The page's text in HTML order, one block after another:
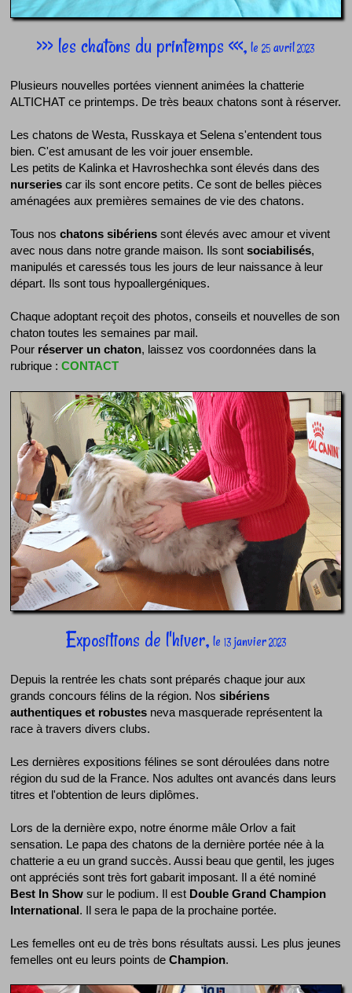
>>> les chatons du printemps <<<, le25 avril2023
Plusieurs nouvelles portées viennent animées la chatterie
ALTICHAT ce printemps. De très beaux chatons sont à réserver.
Les chatons de Westa, Russkaya et Selena s'entendent tous
bien. C'est amusant de les voir jouer ensemble.
Les petits de Kalinka et Havroshechka sont élevés dans des
nurseries car ils sont encore petits. Ce sont de belles pièces
aménagées aux premières semaines de vie des chatons.
Tous noschatons sibériens sont élevés avec amour et vivent
avec nous dans notre grande maison. Ils sontsociabilisés,
manipulés et caressés tous les jours de leur naissance à leur
départ. Ils sont tous hypoallergéniques.
Chaque adoptant reçoit des photos, conseils et nouvelles de son
chaton toutes les semaines par mail.
Pour réserver un chaton, laissez vos coordonnées dans la
rubrique :CONTACT
Expositions de l'hiver, le 13janvier2023
Depuis la rentrée les chats sont préparés chaque jour aux
grands concours félins de la région. Nossibériens
authentiques et robustes neva masquerade représentent la
race à travers divers clubs.
Les dernières expositions félines se sont déroulées dans notre
région du sud de la France. Nos adultes ont avancés dans leurs
titres et l'obtention de leurs diplômes.
Lors de la dernière expo, notre énorme mâle Orlov a fait
sensation. Le papa des chatons de la dernière portée née à la
chatterie a eu un grand succès. Aussi beau que gentil, les juges
ont appréciés sont très fort gabarit imposant. Il a été nominé
Best In Show sur le podium. Il est Double Grand Champion
International. Il sera le papa de la prochaine portée.
Les femelles ont eu de très bons résultats aussi. Les plus jeunes
femelles ont eu leurs points deChampion.